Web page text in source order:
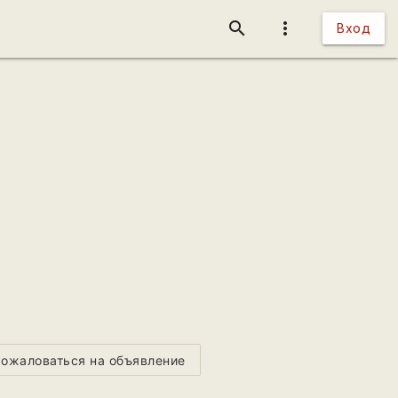
more_vert Вход
search
на объявление